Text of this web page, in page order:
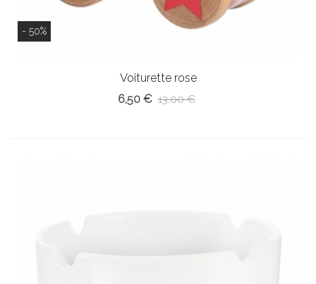
- 50%
Voiturette rose
6,50 € 13,00 €